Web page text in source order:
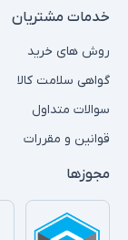
خدمات مشتریان
روش های خرید
گواهی سلامت کالا
سوالات متداول
قوانین و مقررات
مجوزها